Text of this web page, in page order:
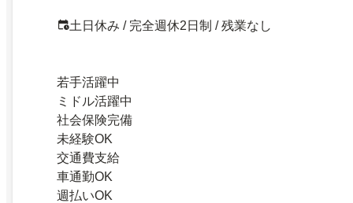
土日休み / 完全週休2日制 / 残業なし
若手活躍中
ミドル活躍中
社会保険完備
未経験OK
交通費支給
車通勤OK
週払いOK